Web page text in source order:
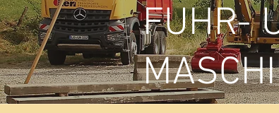
FUHR-